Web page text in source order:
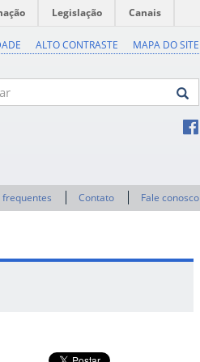
Legislação Canais
ALTO CONTRASTE MAPA DO SITE
frequentes Contato Fale conosco